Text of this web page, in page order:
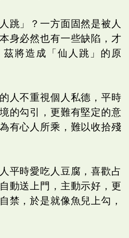
跳」？一方面固然是被人
身必然也有一些缺陷，才
將造成「仙人跳」的原
人不重視個人私德，平時
的勾引，更難有堅定的意
有心人所乘，難以收拾殘
平時愛吃人豆腐，喜歡占
動送上門，主動示好，更
禁，於是就像魚兒上勾，